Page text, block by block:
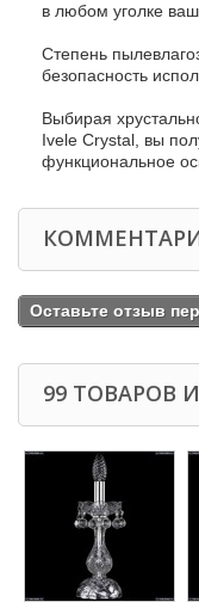
в любом уголке
Степень
безопасность
Выбирая
Ivele Crystal, вы
функциональное
Оставьте отзыв
99 ТОВАРОВ